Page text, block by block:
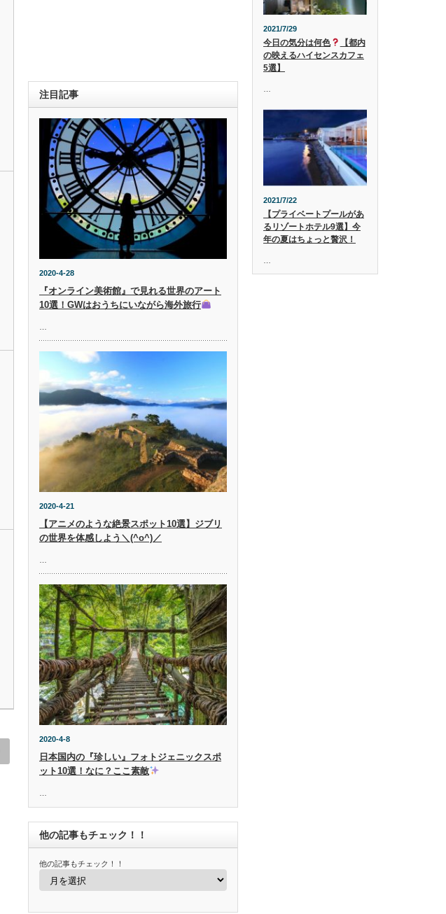
注目記事
2020-4-28
『オンライン美術館』で見れる世界のアート
10選！GWはおうちにいながら海外旅行
2020-4-21
【アニメのような絶景スポット10選】ジブリ
の世界を体感しよう＼(^o^)／
2020-4-8
日本国内の『珍しい』フォトジェニックスポ
ット10選！なに？ここ素敵
他の記事もチェック！！
他の記事もチェック！！
2021/7/29
今日の気分は何色
【都内
の映えるハイセンスカフェ
5選】
2021/7/22
【プライベートプールがあ
るリゾートホテル9選】今
年の夏はちょっと贅沢！